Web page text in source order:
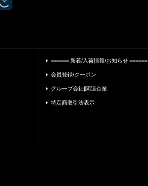
====== 新着/入荷情報/お知らせ ======
会員登録/クーポン
グループ会社|関連企業
特定商取引法表示